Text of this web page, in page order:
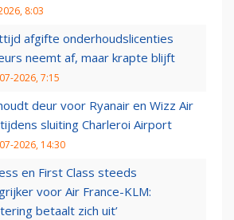
8:03
afgifte onderhoudslicenties
neemt af, maar krapte blijft
2026, 7:15
deur voor Ryanair en Wizz Air
sluiting Charleroi Airport
2026, 14:30
en First Class steeds
voor Air France-KLM:
betaalt zich uit’